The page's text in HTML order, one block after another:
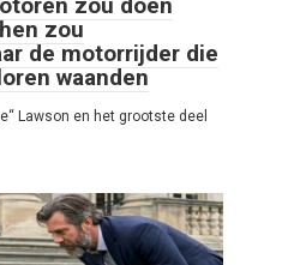
zou
de motorrijder die
waanden
Lawson en het grootste deel